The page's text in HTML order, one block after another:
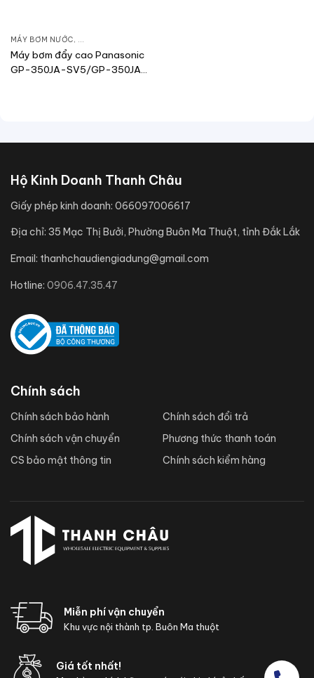
MÁY BƠM NƯỚC, GIA DỤNG KHỎE & ĐẸP
Máy bơm đẩy cao Panasonic
GP-350JA-SV5/GP-350JA-
Hộ Kinh Doanh Thanh Châu
Giấy phép kinh doanh: 066097006617
Địa chỉ: 35 Mạc Thị Bưởi, Phường Buôn Ma Thuột, tỉnh Đắk Lắk
Email: thanhchaudiengiadung@gmail.com
Hotline: 0906.47.35.47
Chính sách
Chính sách bảo hành
Chính sách vận chuyển
CS bảo mật thông tin
Chính sách đổi trả
Phương thức thanh toán
Chính sách kiểm hàng
Miễn phí vận chuyển
Khu vực nội thành tp. Buôn Ma thuột
Giá tốt nhất!